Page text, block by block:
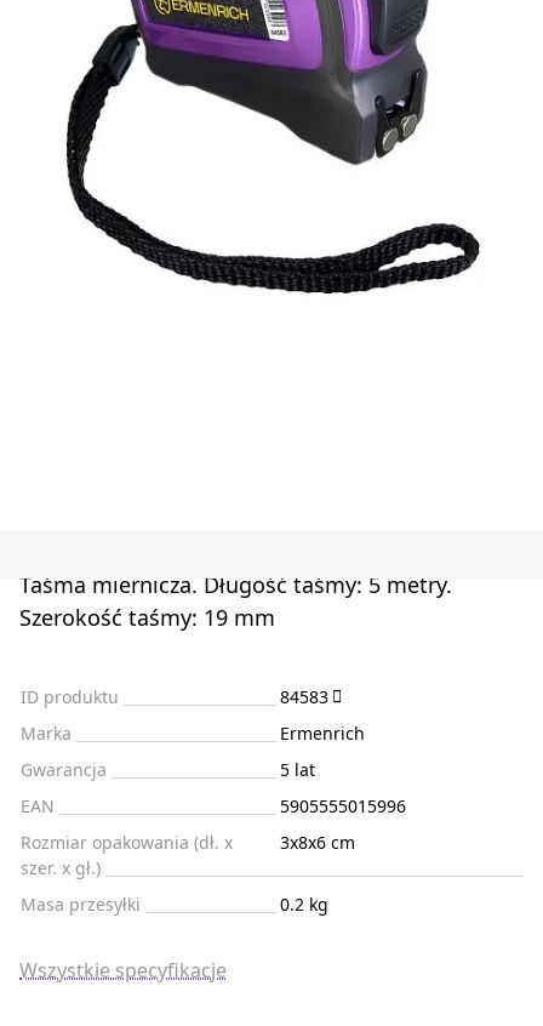
Taśma miernicza. Długość taśmy: 5 metry.
Szerokość taśmy: 19 mm
ID produktu
84583
Marka
Ermenrich
Gwarancja
5 lat
EAN
5905555015996
Rozmiar opakowania (dł. x
szer. x gł.)
3x8x6 cm
Masa przesyłki 0.2 kg
Wszystkie specyfikacje